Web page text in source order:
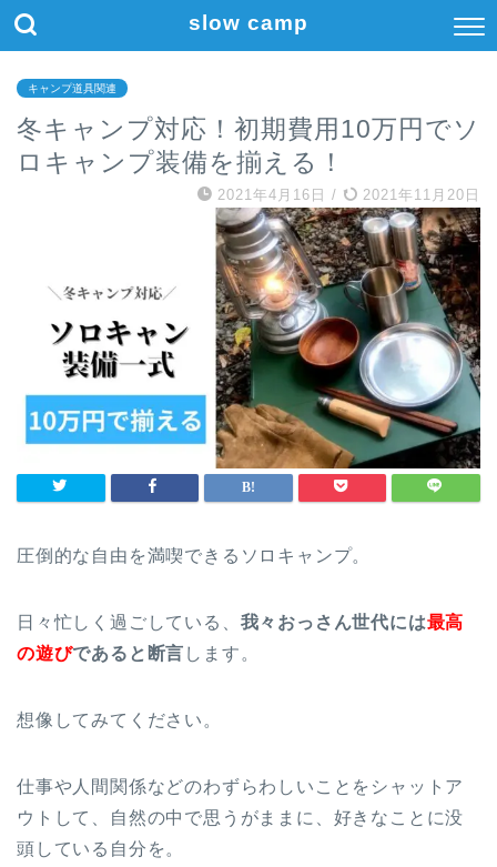
slow camp
キャンプ道具関連
冬キャンプ対応！初期費用10万円でソ
ロキャンプ装備を揃える！
2021年4月16日 / 2021年11月20日
圧倒的な自由を満喫できるソロキャンプ。
日々忙しく過ごしている、 我々おっさん世代には最高
の遊びであると断言 します。
想像してみてください。
仕事や人間関係などのわずらわしいことをシャットア
ウトして、自然の中で思うがままに、好きなことに没
頭している自分を。